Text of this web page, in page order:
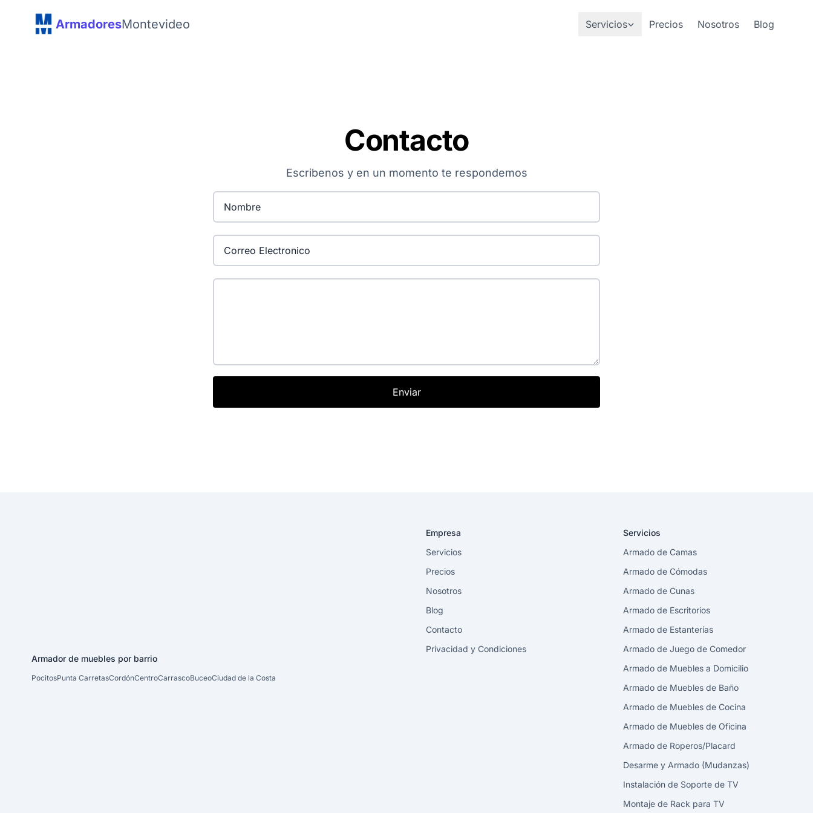
ArmadoresMontevideo Servicios Precios Nosotros Blog
Contacto
Escribenos y en un momento te respondemos
Enviar
Armador de muebles por barrio
PocitosPunta CarretasCordónCentroCarrascoBuceoCiudad de la Costa
Empresa
Servicios
Precios
Nosotros
Blog
Contacto
Privacidad y Condiciones
Servicios
Armado de Camas
Armado de Cómodas
Armado de Cunas
Armado de Escritorios
Armado de Estanterías
Armado de Juego de Comedor
Armado de Muebles a Domicilio
Armado de Muebles de Baño
Armado de Muebles de Cocina
Armado de Muebles de Oficina
Armado de Roperos/Placard
Desarme y Armado (Mudanzas)
Instalación de Soporte de TV
Montaje de Rack para TV